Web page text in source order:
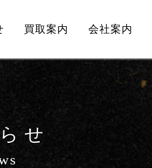
買取案内 会社案内
せ